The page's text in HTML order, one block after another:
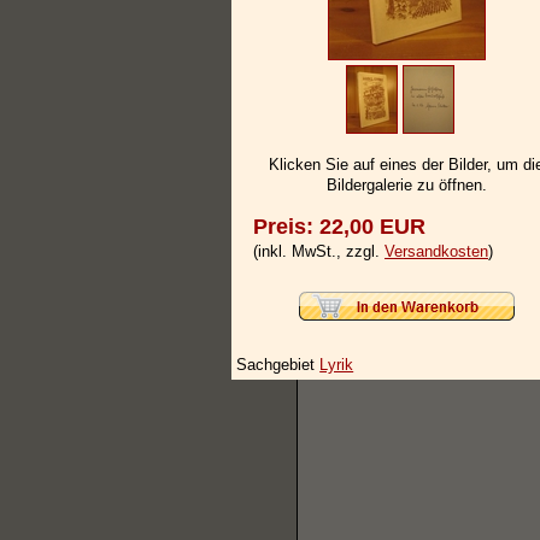
Klicken Sie auf eines der Bilder, um
Bildergalerie zu öffnen.
Preis: 22,00 EUR
(inkl. MwSt., zzgl. Versandkosten)
Sachgebiet Lyrik